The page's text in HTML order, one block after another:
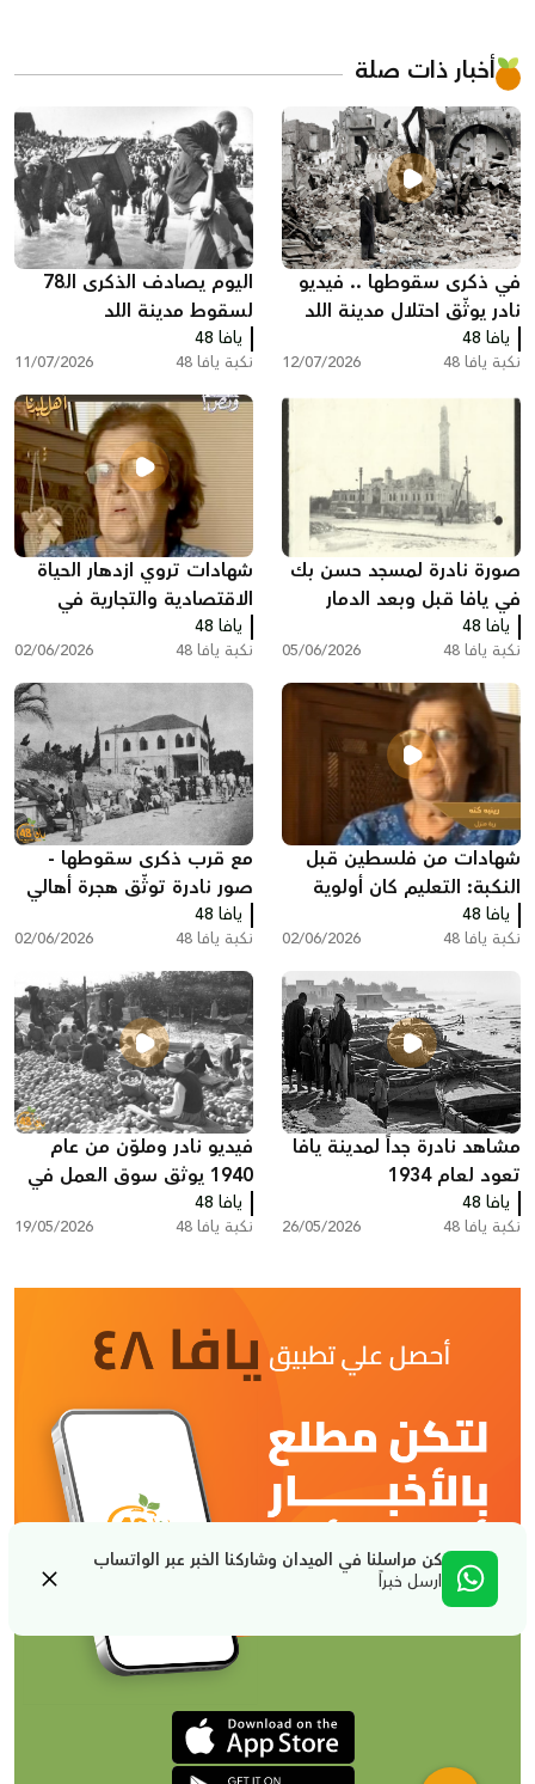
كن مراسلنا في الميدان وشاركنا الخبر عبر الواتساب
ارسل خبراً
أخبار ذات صلة
في ذكرى سقوطها .. فيديو
نادر يوثّق احتلال مدينة اللد
ومصادرة منازل سكانها عام
النكبة
يافا 48
نكبة يافا 48 12/07/2026
اليوم يصادف الذكرى الـ78
لسقوط مدينة اللد
يافا 48
نكبة يافا 48 11/07/2026
صورة نادرة لمسجد حسن بك
في يافا قبل وبعد الدمار
يافا 48
نكبة يافا 48 05/06/2026
شهادات تروي ازدهار الحياة
الاقتصادية والتجارية في
فلسطين قبل النكبة
يافا 48
نكبة يافا 48 02/06/2026
شهادات من فلسطين قبل
النكبة: التعليم كان أولوية
لدى العديد من العائلات
يافا 48
نكبة يافا 48 02/06/2026
مع قرب ذكرى سقوطها -
صور نادرة توثّق هجرة أهالي
اللد والرملة
يافا 48
نكبة يافا 48 02/06/2026
مشاهد نادرة جداً لمدينة يافا
تعود لعام 1934
يافا 48
نكبة يافا 48 26/05/2026
فيديو نادر وملوّن من عام
1940 يوثق سوق العمل في
تصدير البرتقال اليافاوي عبر
ميناء يافا
يافا 48
نكبة يافا 48 19/05/2026